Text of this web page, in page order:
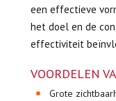
een effectieve
het doel en de
effectiviteit
VOORDELEN
Grote